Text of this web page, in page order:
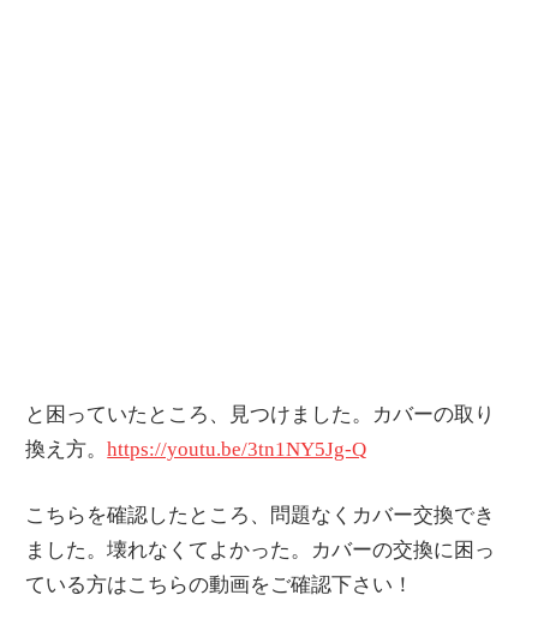
と困っていたところ、見つけました。カバーの取り
換え方。https://youtu.be/3tn1NY5Jg-Q
こちらを確認したところ、問題なくカバー交換でき
ました。壊れなくてよかった。カバーの交換に困っ
ている方はこちらの動画をご確認下さい！